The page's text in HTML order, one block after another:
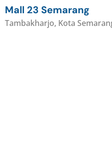
Mall 23 Semarang
Tambakharjo, Kota